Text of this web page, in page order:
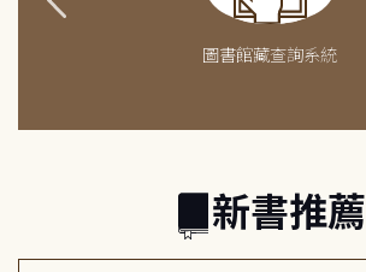
圖書館藏查詢系統
新書推薦